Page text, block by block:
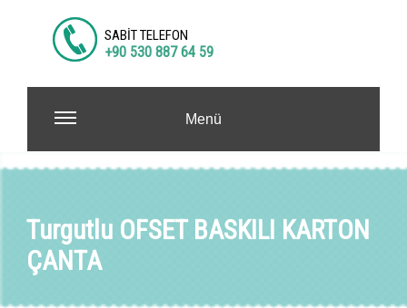
SABİT TELEFON
+90 530 887 64 59
Menü
Turgutlu OFSET BASKILI KARTON
ÇANTA